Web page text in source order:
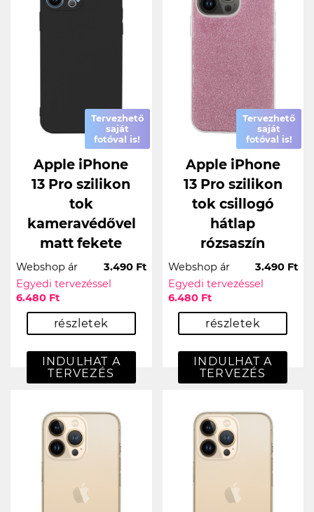
Tervezhető
saját
fotóval is!
Apple iPhone
13 Pro szilikon
tok
kameravédővel
matt fekete
Webshop ár
3.490 Ft
Egyedi tervezéssel
6.480 Ft
részletek
INDULHAT A
TERVEZÉS
Tervezhető
saját
fotóval is!
Apple iPhone
13 Pro szilikon
tok csillogó
hátlap
rózsaszín
Webshop ár
3.490 Ft
Egyedi tervezéssel
6.480 Ft
részletek
INDULHAT A
TERVEZÉS